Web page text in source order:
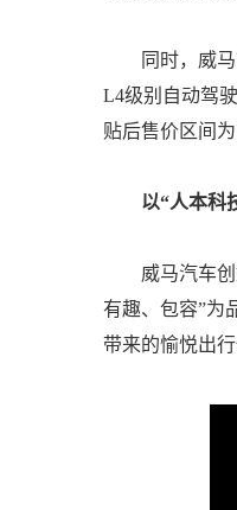
同时，威马首
L4级别自动驾
贴后售价区间
以“人本科
威马汽车创始
有趣、包容”为
带来的愉悦出行